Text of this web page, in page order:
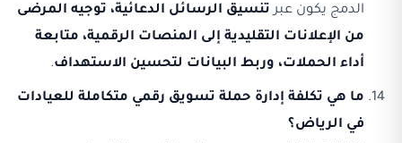
الدمج يكون عبرتنسيق الرسائل الدعائية، توجيه المرضى
من الإعلانات التقليدية إلى المنصات الرقمية، متابعة
أداء الحملات، وربط البيانات لتحسين الاستهداف.
ما هي تكلفة إدارة حملة تسويق رقمي متكاملة للعيادات
في الرياض؟